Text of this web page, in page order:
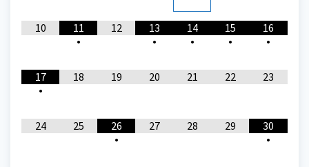
10
11
•
12
13
•
14
•
15
•
16
•
17
•
18 19 20 21 22 23
24 25
26
•
27 28 29
30
•